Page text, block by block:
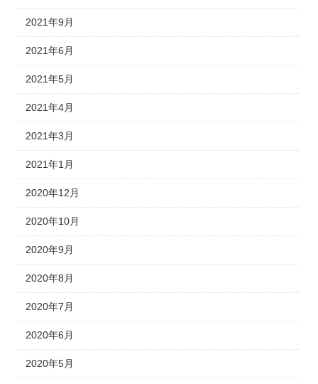
2021年9月
2021年6月
2021年5月
2021年4月
2021年3月
2021年1月
2020年12月
2020年10月
2020年9月
2020年8月
2020年7月
2020年6月
2020年5月